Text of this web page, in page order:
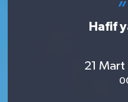
Hafif
21 Mart